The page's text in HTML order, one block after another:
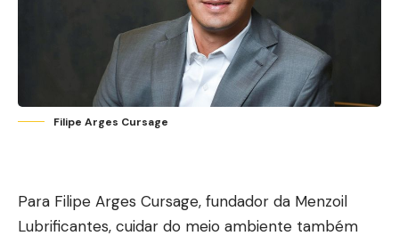
Filipe Arges Cursage
Para Filipe Arges Cursage, fundador da Menzoil
Lubrificantes, cuidar do meio ambiente também